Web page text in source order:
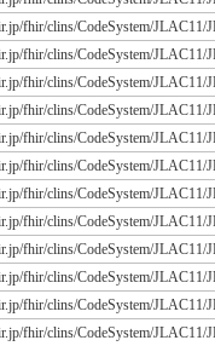
fhir/clins/CodeSystem/JLAC11/
fhir/clins/CodeSystem/JLAC11/
fhir/clins/CodeSystem/JLAC11/
fhir/clins/CodeSystem/JLAC11/
fhir/clins/CodeSystem/JLAC11/
fhir/clins/CodeSystem/JLAC11/
fhir/clins/CodeSystem/JLAC11/
fhir/clins/CodeSystem/JLAC11/
fhir/clins/CodeSystem/JLAC11/
fhir/clins/CodeSystem/JLAC11/
fhir/clins/CodeSystem/JLAC11/
fhir/clins/CodeSystem/JLAC11/